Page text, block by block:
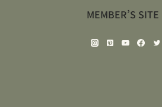
MEMBER’S SITE